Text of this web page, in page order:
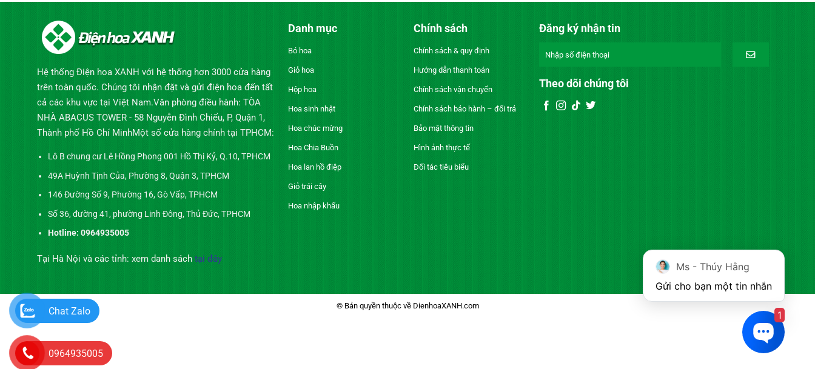
Hệ thống Điện hoa XANH với hệ thống hơn 3000 cửa hàng
trên toàn quốc. Chúng tôi nhận đặt và gửi điện hoa đến tất
cả các khu vực tại Việt Nam.Văn phòng điều hành: TÒA
NHÀ ABACUS TOWER - 58 Nguyễn Đình Chiểu, P, Quận 1,
Thành phố Hồ Chí MinhMột số cửa hàng chính tại TPHCM:
Lô B chung cư Lê Hồng Phong 001 Hồ Thị Kỷ, Q.10, TPHCM
49A Huỳnh Tịnh Của, Phường 8, Quận 3, TPHCM
146 Đường Số 9, Phường 16, Gò Vấp, TPHCM
Số 36, đường 41, phường Linh Đông, Thủ Đức, TPHCM
Hotline: 0964935005
Tại Hà Nội và các tỉnh: xem danh sách tại đây
Danh mục
Bó hoa
Giỏ hoa
Hộp hoa
Hoa sinh nhật
Hoa chúc mừng
Hoa Chia Buồn
Hoa lan hồ điệp
Giỏ trái cây
Hoa nhập khẩu
Chính sách
Chính sách & quy định
Hướng dẫn thanh toán
Chính sách vận chuyển
Chính sách bảo hành – đổi trả
Bảo mật thông tin
Hình ảnh thực tế
Đối tác tiêu biểu
Đăng ký nhận tin
Theo dõi chúng tôi
© Bản quyền thuộc về DienhoaXANH.com
Chat Zalo
0964935005
Ms - Thúy Hằng
Gửi cho bạn một tin nhắn
1